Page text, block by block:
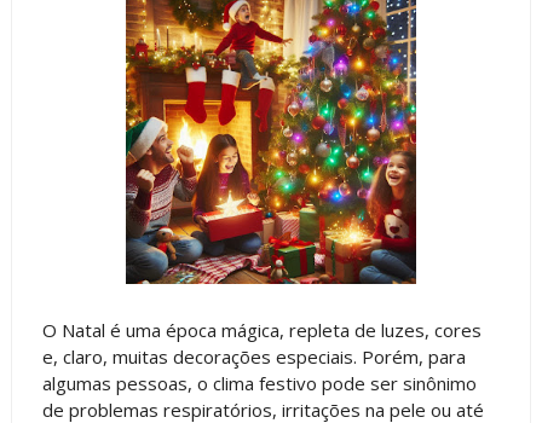
O Natal é uma época mágica, repleta de luzes, cores
e, claro, muitas decorações especiais. Porém, para
algumas pessoas, o clima festivo pode ser sinônimo
de problemas respiratórios, irritações na pele ou até